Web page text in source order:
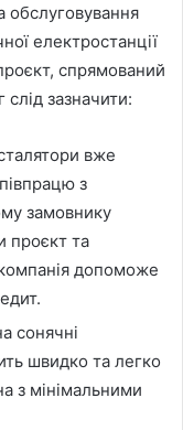
обслуговування
електростанції
спрямований
слід зазначити:
вже
з
замовнику
проєкт та
допоможе
сонячні
швидко та легко
з мінімальними